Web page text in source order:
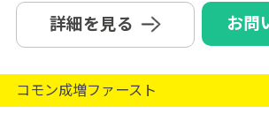
詳細を見る お問
コモン成増ファースト